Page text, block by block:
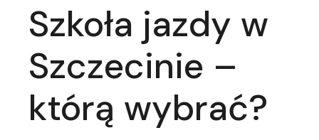
Szkoła jazdy w
Szczecinie –
którą wybrać?